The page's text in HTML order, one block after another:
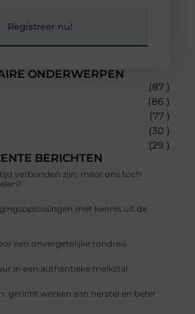
ONDERWERPEN
(87 )
(86 )
(77 )
(30 )
(29 )
BERICHTEN
verbonden zijn, maar ons toch
met kennis uit de
een onvergetelijke rondreis
in een authentieke melkstal
gericht werken aan herstel en beter
Registreer nu!